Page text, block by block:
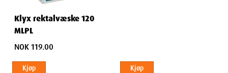
Klyx rektalvæske 120
MLPL
NOK 119.00
Kjøp Kjøp